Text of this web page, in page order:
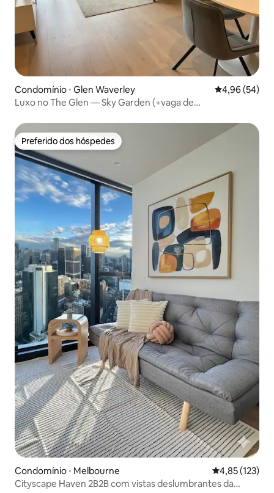
Condomínio ⋅ Glen Waverley 4,96 de uma
4,96 (54)
Luxo no The Glen — Sky Garden (+vaga de
Preferido dos hóspedes
Preferido dos hóspedes
Condomínio ⋅ Melbourne 4,85 de uma
4,85 (123)
Cityscape Haven 2B2B com vistas deslumbrantes da